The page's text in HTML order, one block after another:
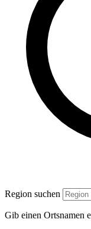
Region suchen
Gib einen Ortsnamen